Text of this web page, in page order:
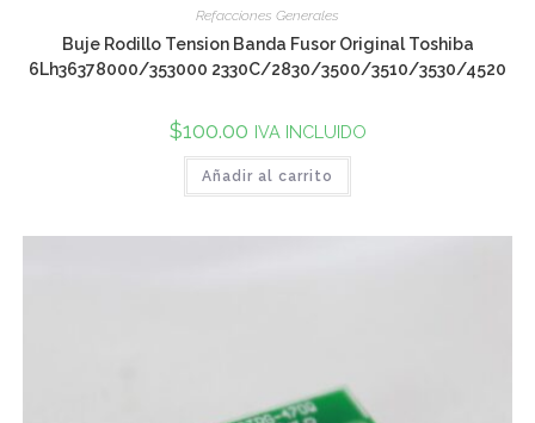
Refacciones Generales
Buje Rodillo Tension Banda Fusor Original Toshiba
6Lh36378000/353000 2330C/2830/3500/3510/3530/4520
$100.00 IVA INCLUIDO
Añadir al carrito